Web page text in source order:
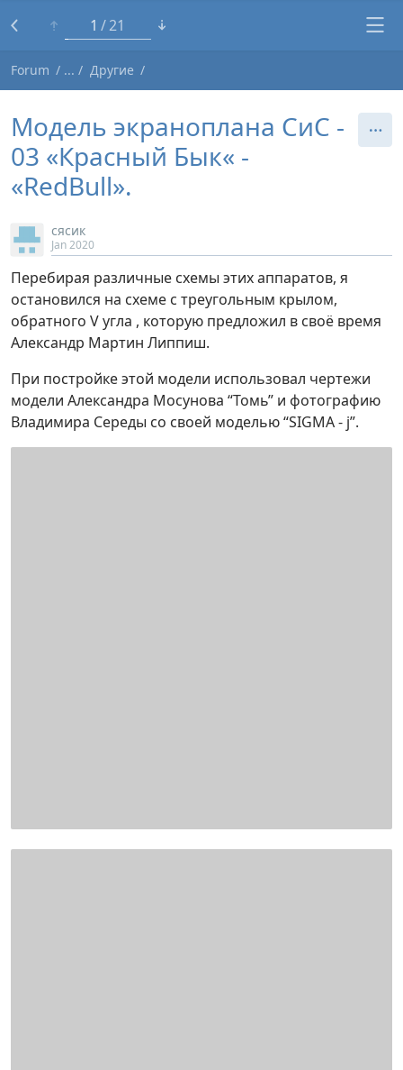
1 21
Forum Другие
Модель экраноплана СиС -
03 «Красный Бык« -
«RedBull».
сясик
Jan 2020
Перебирая различные схемы этих аппаратов, я
остановился на схеме с треугольным крылом,
обратного V угла , которую предложил в своё время
Александр Мартин Липпиш.
При постройке этой модели использовал чертежи
модели Александра Мосунова “Томь” и фотографию
Владимира Середы со своей моделью “SIGMA - j”.